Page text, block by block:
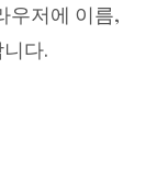
우저에 이름,
다.